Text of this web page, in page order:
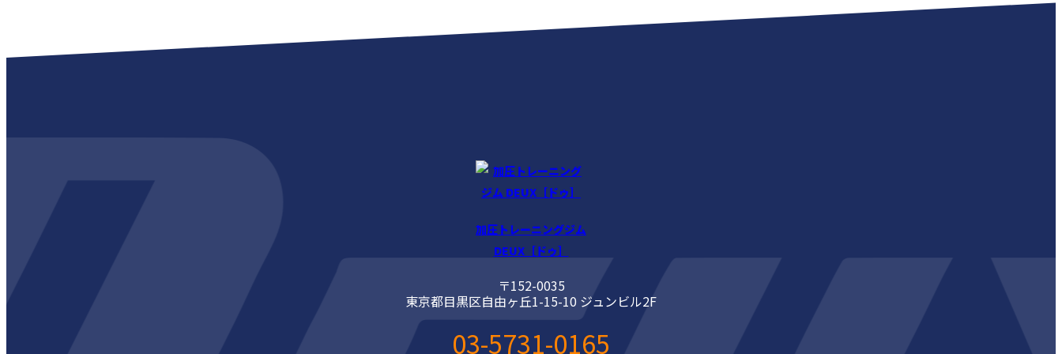
加圧トレーニングジム
DEUX［ドゥ］
〒152-0035
東京都目黒区自由ヶ丘1-15-10 ジュンビル2F
03-5731-0165